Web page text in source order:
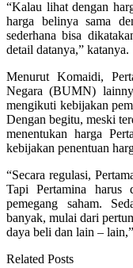
“Kalau lihat dengan
harga belinya sama
sederhana bisa
detail datanya,” katanya.
Menurut Komaidi,
Negara (BUMN)
mengikuti kebijakan
Dengan begitu, meski
menentukan harga
kebijakan penentuan
“Secara regulasi,
Tapi Pertamina harus
pemegang saham.
banyak, mulai dari
daya beli dan lain –
Related Posts